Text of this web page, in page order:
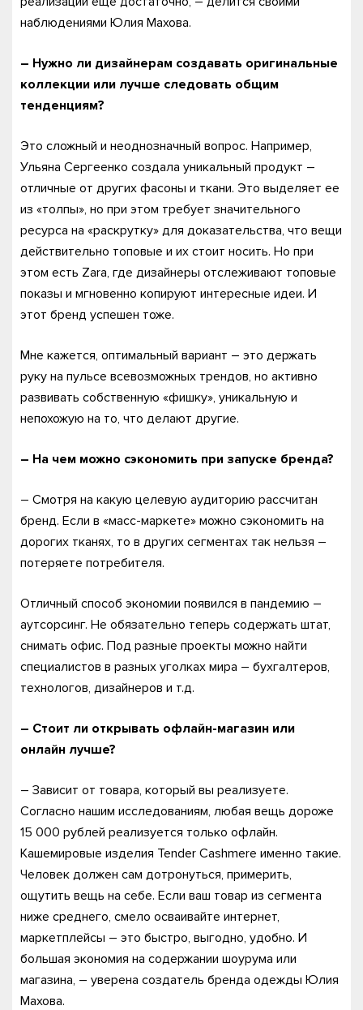
наблюдениями Юлия Махова.
– Нужно ли дизайнерам создавать оригинальные
коллекции или лучше следовать общим
тенденциям?
Это сложный и неоднозначный вопрос. Например,
Ульяна Сергеенко создала уникальный продукт –
отличные от других фасоны и ткани. Это выделяет ее
из «толпы», но при этом требует значительного
ресурса на «раскрутку» для доказательства, что вещи
действительно топовые и их стоит носить. Но при
этом есть Zara, где дизайнеры отслеживают топовые
показы и мгновенно копируют интересные идеи. И
этот бренд успешен тоже.
Мне кажется, оптимальный вариант – это держать
руку на пульсе всевозможных трендов, но активно
развивать собственную «фишку», уникальную и
непохожую на то, что делают другие.
– На чем можно сэкономить при запуске бренда?
– Смотря на какую целевую аудиторию рассчитан
бренд. Если в «масс-маркете» можно сэкономить на
дорогих тканях, то в других сегментах так нельзя –
потеряете потребителя.
Отличный способ экономии появился в пандемию –
аутсорсинг. Не обязательно теперь содержать штат,
снимать офис. Под разные проекты можно найти
специалистов в разных уголках мира – бухгалтеров,
технологов, дизайнеров и т.д.
– Стоит ли открывать офлайн-магазин или
онлайн лучше?
– Зависит от товара, который вы реализуете.
Согласно нашим исследованиям, любая вещь дороже
15 000 рублей реализуется только офлайн.
Кашемировые изделия Tender Cashmere именно такие.
Человек должен сам дотронуться, примерить,
ощутить вещь на себе. Если ваш товар из сегмента
ниже среднего, смело осваивайте интернет,
маркетплейсы – это быстро, выгодно, удобно. И
большая экономия на содержании шоурума или
магазина, – уверена создатель бренда одежды Юлия
Махова.